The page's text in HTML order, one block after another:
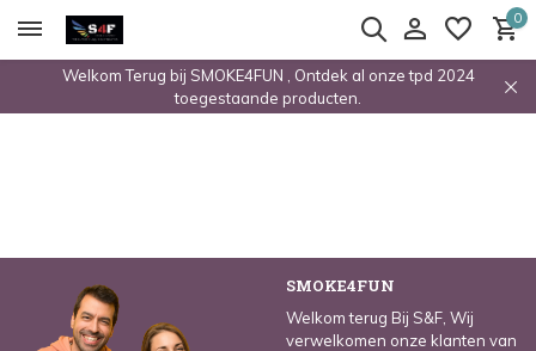
0
Welkom Terug bij SMOKE4FUN , Ontdek al onze tpd 2024
toegestaande producten.
SMOKE4FUN
Welkom terug Bij S&F, Wij
verwelkomen onze klanten van